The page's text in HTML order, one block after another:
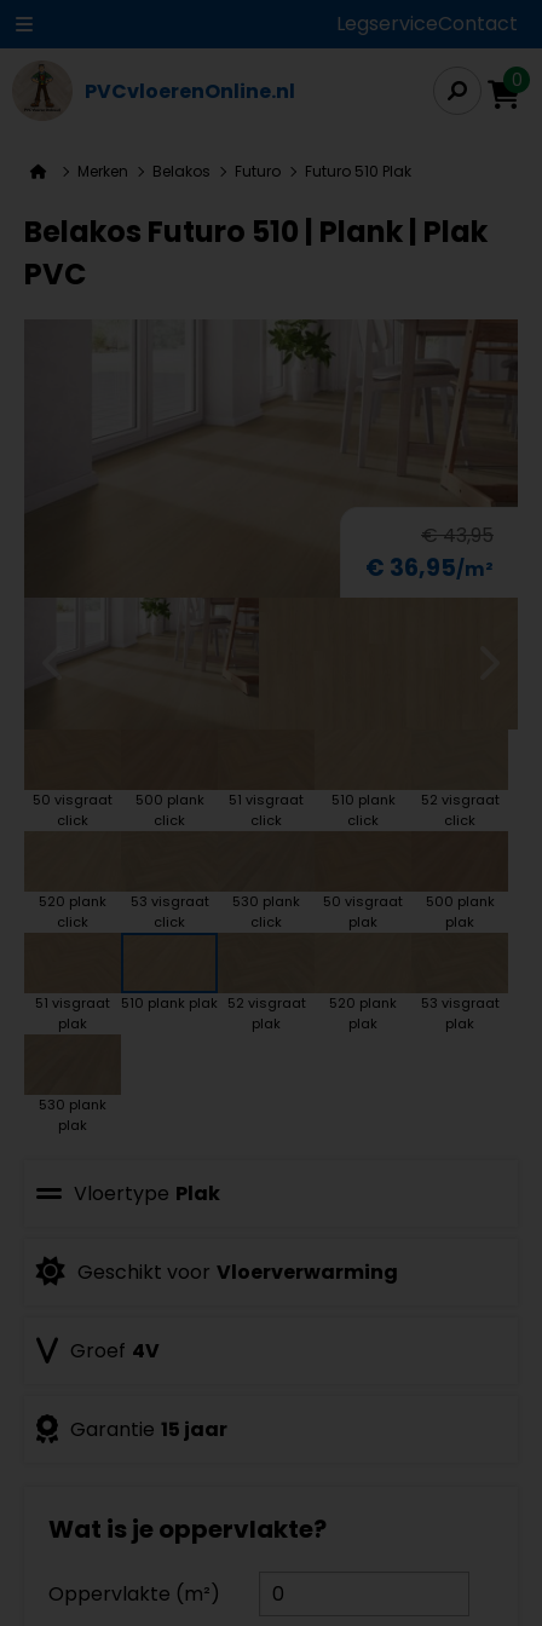
LegserviceContact
PVCvloerenOnline.nl 0
Merken Belakos Futuro Futuro 510 Plak
Belakos Futuro 510 | Plank | Plak
PVC
€ 43,95
€ 36,95
50 visgraat
click
500 plank
click
51 visgraat
click
510 plank
click
52 visgraat
click
520 plank
click
53 visgraat
click
530 plank
click
50 visgraat
plak
500 plank
plak
51 visgraat
plak
510 plank plak
52 visgraat
plak
520 plank
plak
53 visgraat
plak
530 plank
plak
Vloertype Plak
Geschikt voor Vloerverwarming
Groef 4V
Garantie 15 jaar
Wat is je oppervlakte?
Oppervlakte (m²)